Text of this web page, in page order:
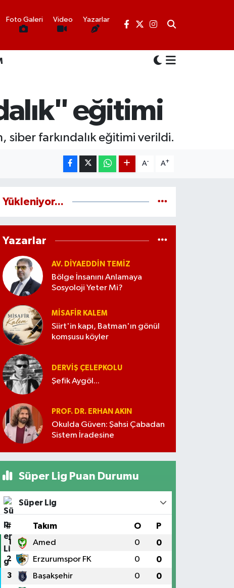
Foto Galeri Video Yazarlar
eğitimi
siber farkındalık eğitimi verildi.
A- A+
Yükleniyor...
Yazarlar
AV. DIYAEDDIN TEMIZ
Bölge İnsanını Anlamaya
Sosyoloji Yeter Mi?
MISAFIR KALEM
Siirt'in kapı, Batman'ın gönül
komşusu köyler
DERVIŞ ÇELEPKOLU
Şefik Aygöl...
PROF. DR. ERHAN AKIN
Okulda Güven: Şahsi Çabadan
Sistem İradesine
Süper Lig Puan Durumu
Süper Lig
# Takım O P
1 Amed 0 0
2 Erzurumspor FK 0 0
3 Başakşehir 0 0